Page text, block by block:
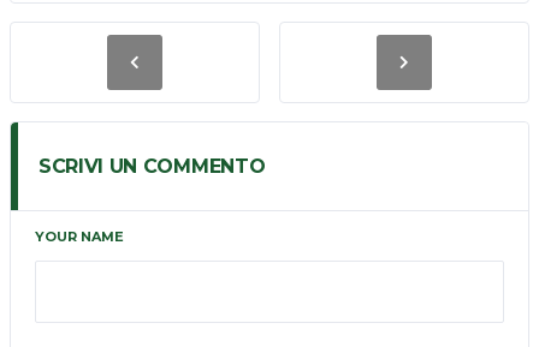
SCRIVI UN COMMENTO
YOUR NAME